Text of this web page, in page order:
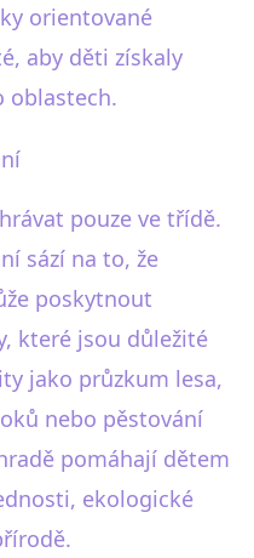
orientované
aby děti získaly
oblastech.
pouze ve třídě.
sází na to, že
poskytnout
které jsou důležité
jako průzkum lesa,
nebo pěstování
pomáhají dětem
ekologické